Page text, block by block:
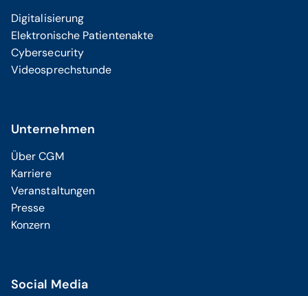
Digitalisierung
Elektronische Patientenakte
Cybersecurity
Videosprechstunde
Unternehmen
Über CGM
Karriere
Veranstaltungen
Presse
Konzern
Social Media